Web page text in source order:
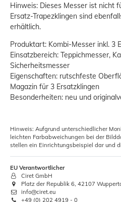
Hinweis: Dieses Messer ist nicht
Ersatz-Trapezklingen sind
erhältlich.
Produktart: Kombi-Messer inkl. 3
Einsatzbereich: Teppichmesser,
Sicherheitsmesser
Eigenschaften: rutschfeste
Magazin für 3 Ersatzklingen
Besonderheiten: neu und
Hinweis: Aufgrund unterschiedlicher
leichten Farbabweichungen bei der
stellen ein Einrichtungsbeispiel dar und
EU Verantwortlicher
Ciret GmbH
Platz der Republik 6, 42107
info@ciret.eu
+49 (0) 202 4919 - 0